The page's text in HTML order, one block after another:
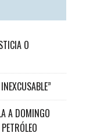
O
A DOMINGO